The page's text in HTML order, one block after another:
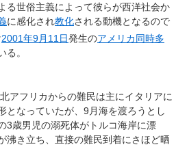
る世俗主義によって彼らが西洋社会か
に感化され教化される動機となるので
2001年9月11日発生のアメリカ同時多
る。
アフリカからの難民は主にイタリアに
となっていたが、9月海を渡ろうとし
3歳男児の溺死体がトルコ海岸に漂
沸き立ち、直接の難民到着にさほど晒